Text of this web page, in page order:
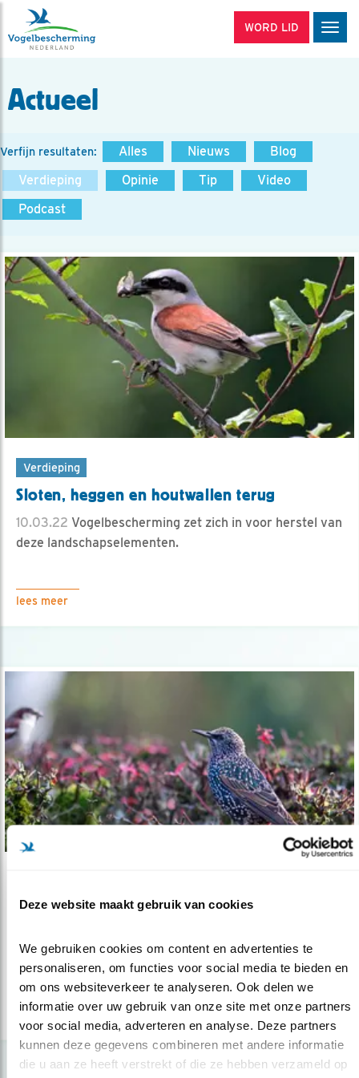
Deze website maakt gebruik van cookies
We gebruiken cookies om content en advertenties te
personaliseren, om functies voor social media te bieden en
om ons websiteverkeer te analyseren. Ook delen we
informatie over uw gebruik van onze site met onze partners
voor social media, adverteren en analyse. Deze partners
kunnen deze gegevens combineren met andere informatie
die u aan ze heeft verstrekt of die ze hebben verzameld op
WORD LID
Actueel
Verfijn resultaten: Alles Nieuws
Blog
Verdieping
Opinie Tip
Video
Podcast
Verdieping
Sloten, heggen en houtwallen terug
10.03.22 Vogelbescherming zet zich in voor herstel van
deze landschapselementen.
lees meer
Van woorden naar daden
concept basiskwaliteit natuur toe te j..
lees meer